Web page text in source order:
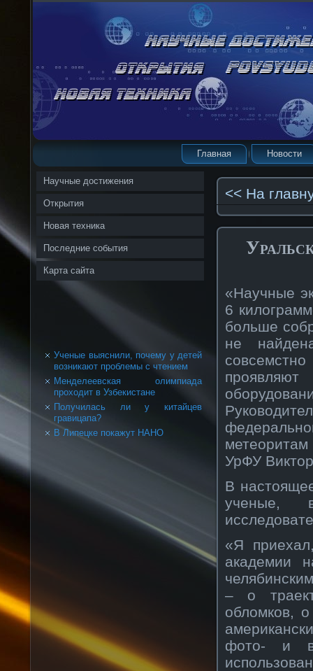
Главная Новости
Научные достижения
Открытия
Новая техника
Последние события
Карта сайта
Ученые выяснили, почему у детей
возникают проблемы с чтением
Менделеевская олимпиада
проходит в Узбекистане
Получилась ли у китайцев
гравицапа?
В Липецке покажут НАНО
<< На
«Научные
6
больше
не
метеоритам
УрФУ
В
ученые,
«Я
академии
– о
обломков,
фото- и